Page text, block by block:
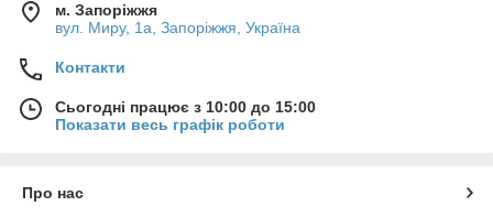
м. Запоріжжя
вул. Миру, 1а, Запоріжжя, Україна
Контакти
Сьогодні працює з 10:00 до 15:00
Показати весь графік роботи
Про нас